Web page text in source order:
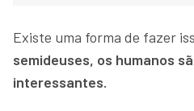
Existe uma forma de fazer
semideuses, os humanos
interessantes.